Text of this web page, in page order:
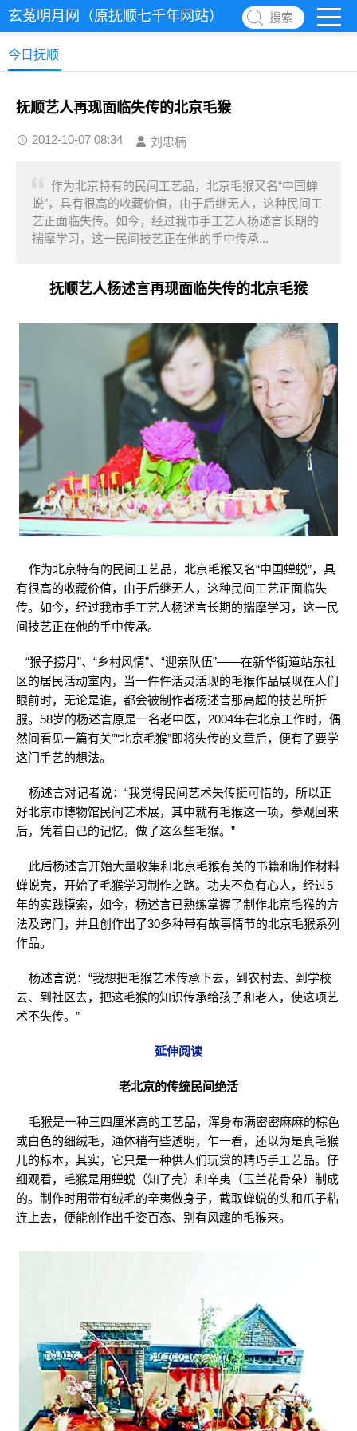
玄菟明月网（原抚顺七千年网站） 搜索
今日抚顺
抚顺艺人再现面临失传的北京毛猴
2012-10-07 08:34 刘忠楠
作为北京特有的民间工艺品，北京毛猴又名“中国蝉
蜕”，具有很高的收藏价值，由于后继无人，这种民间工
艺正面临失传。如今，经过我市手工艺人杨述言长期的
揣摩学习，这一民间技艺正在他的手中传承...
抚顺艺人杨述言再现面临失传的北京毛猴
作为北京特有的民间工艺品，北京毛猴又名“中国蝉蜕”，具
有很高的收藏价值，由于后继无人，这种民间工艺正面临失
传。如今，经过我市手工艺人杨述言长期的揣摩学习，这一民
间技艺正在他的手中传承。
“猴子捞月”、“乡村风情”、“迎亲队伍”——在新华街道站东社
区的居民活动室内，当一件件活灵活现的毛猴作品展现在人们
眼前时，无论是谁，都会被制作者杨述言那高超的技艺所折
服。58岁的杨述言原是一名老中医，2004年在北京工作时，偶
然间看见一篇有关”“北京毛猴”即将失传的文章后，便有了要学
这门手艺的想法。
杨述言对记者说：“我觉得民间艺术失传挺可惜的，所以正
好北京市博物馆民间艺术展，其中就有毛猴这一项，参观回来
后，凭着自己的记忆，做了这么些毛猴。”
此后杨述言开始大量收集和北京毛猴有关的书籍和制作材料
蝉蜕壳，开始了毛猴学习制作之路。功夫不负有心人，经过5
年的实践摸索，如今，杨述言已熟练掌握了制作北京毛猴的方
法及窍门，并且创作出了30多种带有故事情节的北京毛猴系列
作品。
杨述言说：“我想把毛猴艺术传承下去，到农村去、到学校
去、到社区去，把这毛猴的知识传承给孩子和老人，使这项艺
术不失传。”
延伸阅读
老北京的传统民间绝活
毛猴是一种三四厘米高的工艺品，浑身布满密密麻麻的棕色
或白色的细绒毛，通体稍有些透明，乍一看，还以为是真毛猴
儿的标本，其实，它只是一种供人们玩赏的精巧手工艺品。仔
细观看，毛猴是用蝉蜕（知了壳）和辛夷（玉兰花骨朵）制成
的。制作时用带有绒毛的辛夷做身子，截取蝉蜕的头和爪子粘
连上去，便能创作出千姿百态、别有风趣的毛猴来。